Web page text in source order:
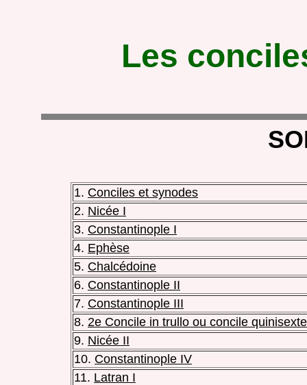
Les
1. Conciles et synodes
2. Nicée I
3. Constantinople I
4. Ephèse
5. Chalcédoine
6. Constantinople II
7. Constantinople III
8. 2e Concile in trullo ou concile quinisexte
9. Nicée II
10. Constantinople IV
11. Latran I